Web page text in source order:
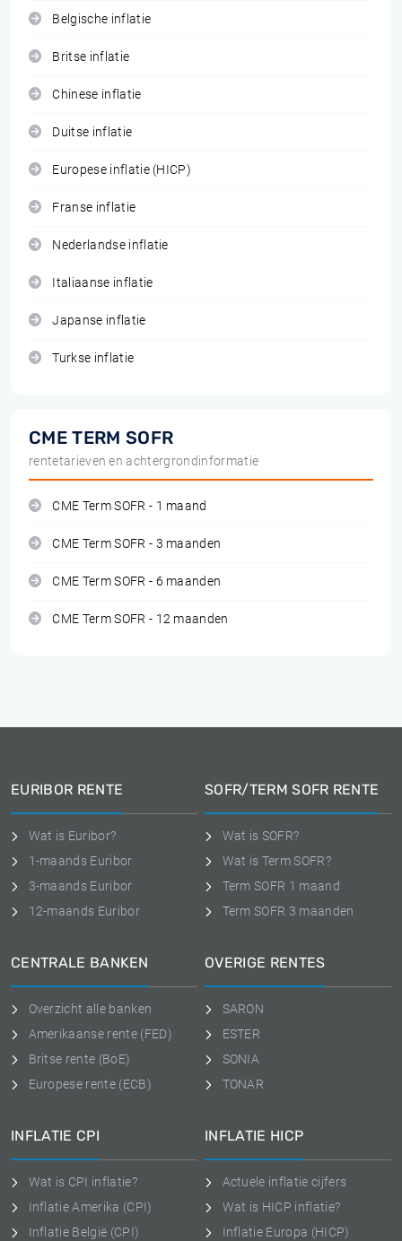
Belgische inflatie
Britse inflatie
Chinese inflatie
Duitse inflatie
Europese inflatie (HICP)
Franse inflatie
Nederlandse inflatie
Italiaanse inflatie
Japanse inflatie
Turkse inflatie
CME TERM SOFR
rentetarieven en achtergrondinformatie
CME Term SOFR - 1 maand
CME Term SOFR - 3 maanden
CME Term SOFR - 6 maanden
CME Term SOFR - 12 maanden
EURIBOR RENTE
Wat is Euribor?
1-maands Euribor
3-maands Euribor
12-maands Euribor
SOFR/TERM SOFR RENTE
Wat is SOFR?
Wat is Term SOFR?
Term SOFR 1 maand
Term SOFR 3 maanden
CENTRALE BANKEN
Overzicht alle banken
Amerikaanse rente (FED)
Britse rente (BoE)
Europese rente (ECB)
OVERIGE RENTES
SARON
ESTER
SONIA
TONAR
INFLATIE CPI
Wat is CPI inflatie?
Inflatie Amerika (CPI)
Inflatie België (CPI)
INFLATIE HICP
Actuele inflatie cijfers
Wat is HICP inflatie?
Inflatie Europa (HICP)